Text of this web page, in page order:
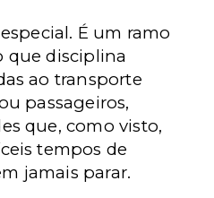
É um ramo
que disciplina
ao transporte
passageiros,
que, como visto,
tempos de
jamais parar.